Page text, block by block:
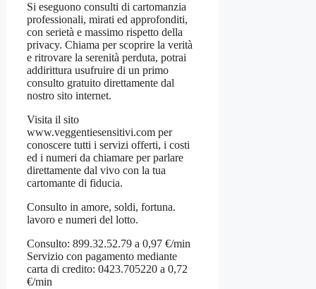
Si eseguono consulti di cartomanzia
professionali, mirati ed approfonditi,
con serietà e massimo rispetto della
privacy. Chiama per scoprire la verità
e ritrovare la serenità perduta, potrai
addirittura usufruire di un primo
consulto gratuito direttamente dal
nostro sito internet.
Visita il sito
www.veggentiesensitivi.com per
conoscere tutti i servizi offerti, i costi
ed i numeri da chiamare per parlare
direttamente dal vivo con la tua
cartomante di fiducia.
Consulto in amore, soldi, fortuna.
lavoro e numeri del lotto.
Consulto: 899.32.52.79 a 0,97 €/min
Servizio con pagamento mediante
carta di credito: 0423.705220 a 0,72
€/min